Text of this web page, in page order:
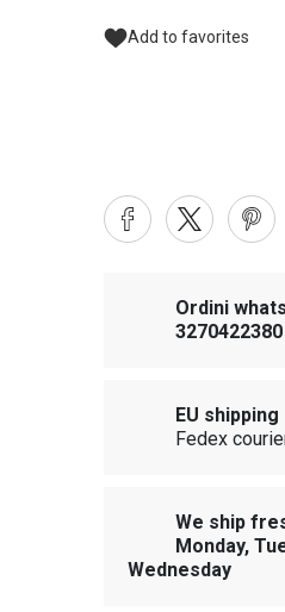
Add to favorites
Ordini
3270422380
EU shipping
Fedex
We ship
Monday,
Wednesday